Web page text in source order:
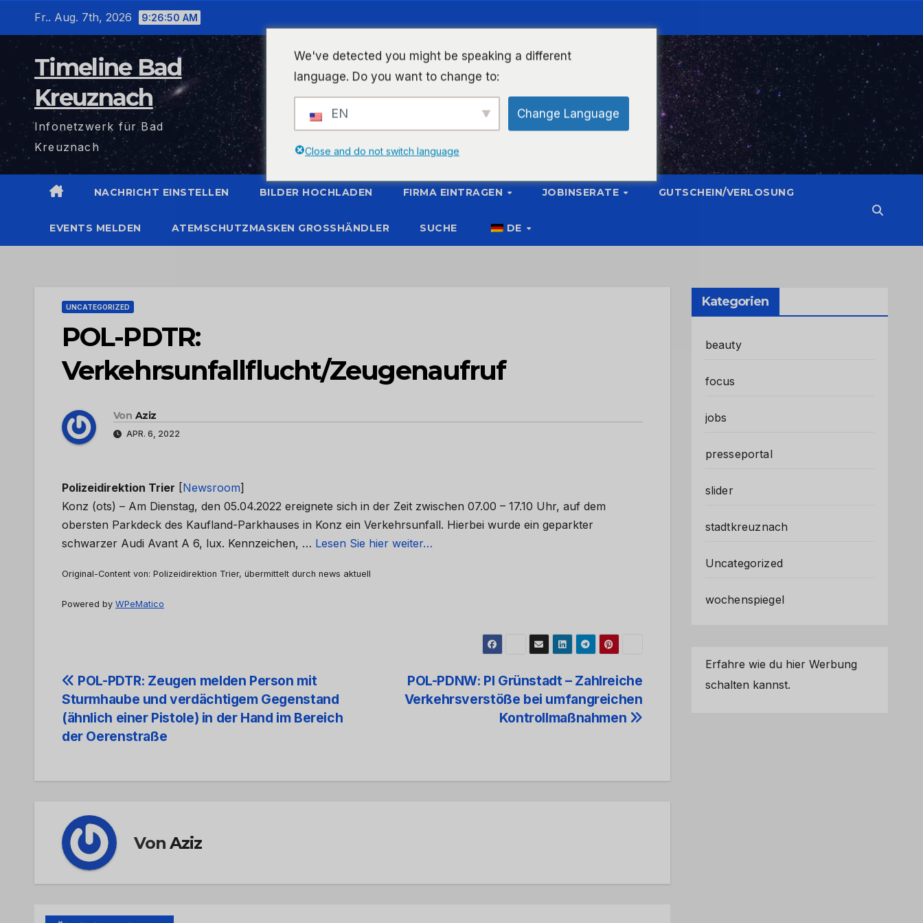
Fr.. Aug. 7th, 2026 9:26:51 AM
Timeline Bad
Kreuznach
Infonetzwerk für Bad
Kreuznach
NACHRICHT EINSTELLEN BILDER HOCHLADEN FIRMA EINTRAGEN JOBINSERATE GUTSCHEIN/VERLOSUNG
EVENTS MELDEN ATEMSCHUTZMASKEN GROSSHÄNDLER SUCHE DE
UNCATEGORIZED
POL-PDTR:
Verkehrsunfallflucht/Zeugenaufruf
Von Aziz
APR. 6, 2022
Polizeidirektion Trier [Newsroom]
Konz (ots) – Am Dienstag, den 05.04.2022 ereignete sich in der Zeit zwischen 07.00 – 17.10 Uhr, auf dem
obersten Parkdeck des Kaufland-Parkhauses in Konz ein Verkehrsunfall. Hierbei wurde ein geparkter
schwarzer Audi Avant A 6, lux. Kennzeichen, … Lesen Sie hier weiter…
Original-Content von: Polizeidirektion Trier, übermittelt durch news aktuell
Powered by WPeMatico
Beitrags-
Navigation
POL-PDNW: PI Grünstadt – Zahlreiche
Verkehrsverstöße bei umfangreichen
Kontrollmaßnahmen
POL-PDTR: Zeugen melden Person mit
Sturmhaube und verdächtigem Gegenstand
(ähnlich einer Pistole) in der Hand im Bereich
der Oerenstraße
VonAziz
Kategorien
beauty
focus
jobs
presseportal
slider
stadtkreuznach
Uncategorized
wochenspiegel
Erfahre wie du hier Werbung
schalten kannst.
We've detected you might be speaking a different
language. Do you want to change to:
EN Change Language
Close and do not switch language